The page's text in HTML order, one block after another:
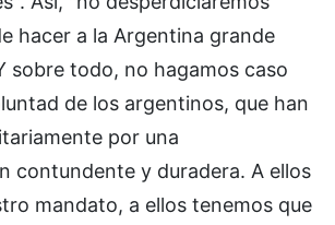
hacer a la Argentina grande
sobre todo, no hagamos caso
de los argentinos, que han
por una
contundente y duradera. A ellos
mandato, a ellos tenemos que